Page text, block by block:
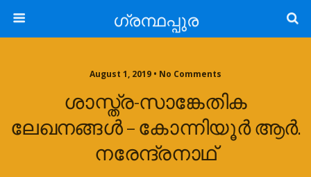
ഗ്രന്ഥപ്പുര
August 1, 2019 • No Comments
ശാസ്ത്ര-സാങ്കേതിക
ലേഖനങ്ങൾ – കോന്നിയൂർ ആർ.
നരേന്ദ്രനാഥ്